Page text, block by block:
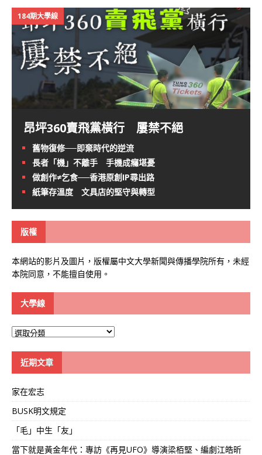
184期大學線
昂坪360賣飛黨橫行 屢禁不絕
舊物復修──即棄時代的逆流
長者「機」不離手 手機成癮堪憂
做創作≠乞食──香港原創IP尋出路
紙筆存溫度 文具店的堅守與轉型
版權
本網站的影片及圖片，版權屬中文大學新聞與傳播學院所有，未經
本院同意，不能擅自使用。
大學線
大
近期文章
家在宏志
BUSK明文規定
「毛」中生「友」
當下就是黃金年代：專訪《再見UFO》導演梁栢堅、編劇江皓昕